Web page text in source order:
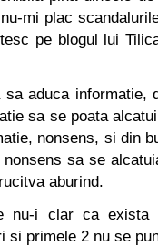
mi plac
pe blogul lui
aduca informatie,
sa se poata
nonsens, si din
sa se
aburind.
nu-i clar ca exista
si primele 2 nu se